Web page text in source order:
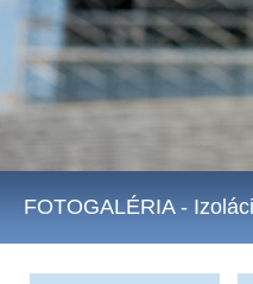
FOTOGALÉRIA-